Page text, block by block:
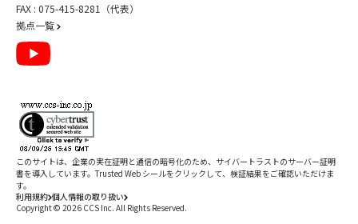
FAX : 075-415-8281（代表）
拠点一覧
利用規約 個人情報の取り扱い
Copyright © 2026 CCS Inc. All Rights Reserved.
このサイトは、企業の実在証明と通信の暗号化のため、サイバートラストのサーバー証明
書を導入しています。Trusted Web シールをクリックして、検証結果をご確認いただけま
す。